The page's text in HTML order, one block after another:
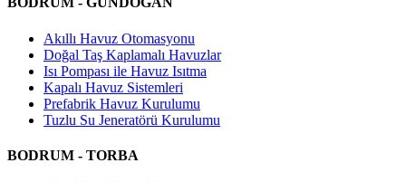
Akıllı Havuz Otomasyonu
Doğal Taş Kaplamalı Havuzlar
Isı Pompası ile Havuz Isıtma
Kapalı Havuz Sistemleri
Prefabrik Havuz Kurulumu
Tuzlu Su Jeneratörü Kurulumu
BODRUM - TORBA